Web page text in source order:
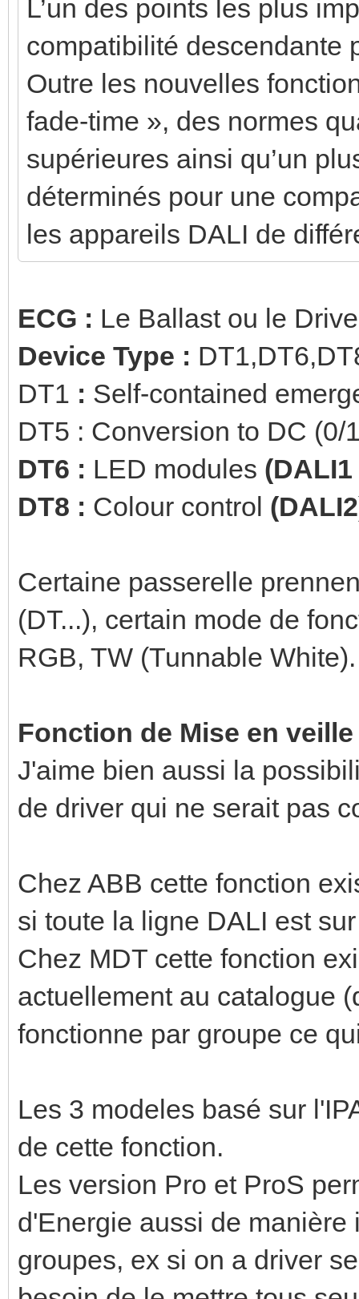
L’un des points les plus
compatibilité descendante
Outre les nouvelles
fade-time », des normes
supérieures ainsi qu’un
déterminés pour une
les appareils DALI de
ECG : Le Ballast ou le
Device Type :
DT1 : Self-contained
DT5 : Conversion to DC (0/
DT6 : LED modules
DT8 : Colour control
Certaine passerelle
(DT...), certain mode de
RGB, TW (Tunnable White).
Fonction de Mise en
J'aime bien aussi la
de driver qui ne serait pas
Chez ABB cette fonction
si toute la ligne DALI est
Chez MDT cette fonction
actuellement au catalogue
fonctionne par groupe ce
Les 3 modeles basé sur
de cette fonction.
Les version Pro et ProS
d'Energie aussi de
groupes, ex si on a driver